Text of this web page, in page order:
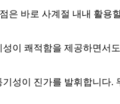
은 바로 사계절 내내 활
이 쾌적함을 제공하면서
성이 진가를 발휘합니다.